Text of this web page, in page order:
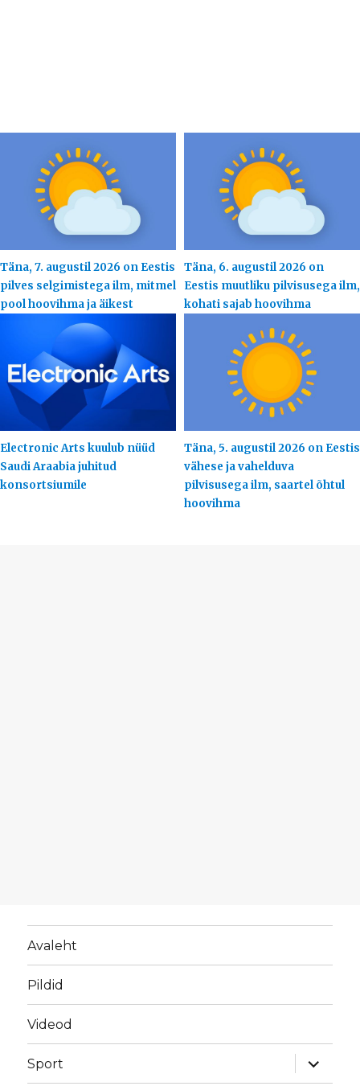
Täna, 7. augustil 2026 on Eestis
pilves selgimistega ilm, mitmel
pool hoovihma ja äikest
Täna, 6. augustil 2026 on
Eestis muutliku pilvisusega ilm,
kohati sajab hoovihma
Electronic Arts kuulub nüüd
Saudi Araabia juhitud
konsortsiumile
Täna, 5. augustil 2026 on Eestis
vähese ja vahelduva
pilvisusega ilm, saartel õhtul
hoovihma
Avaleht
Pildid
Videod
Sport
laienda